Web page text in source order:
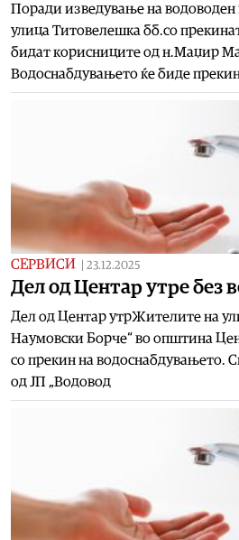
Поради изведување на
улица Титовелешка бб.со
бидат корисниците од н.Маџир
Водоснабдувањето ќе биде
СЕРВИСИ 23.12.2025
Дел од Центар утре без
Дел од Центар утрЖителите на
Наумовски Борче“ во општина
со прекин на водоснабдувањето.
од ЈП „Водовод